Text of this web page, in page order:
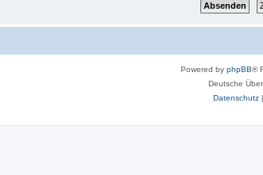
Powered by phpBB®
Deutsche
Datenschutz|